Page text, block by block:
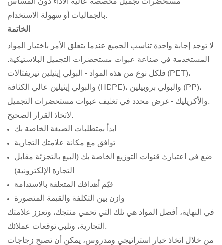
الخاتمة
لا توجد إجابة واحدة تناسب الجميع عندما يتعلق الأمر باختيار المواد
المستخدمة في صناعة عبوات مستحضرات التجميل البلاستيكية.
فلكل نوع من هذه المواد - البولي إيثيلين تيريفثالات (PET)،
والبولي إيثيلين عالي الكثافة (HDPE)، والبولي بروبيلين (PP)،
لاتخاذ القرار الصحيح:
ابدأ بمتطلبات الصيغة الخاصة بك
توافق مع مكانة علامتك التجارية
ضع في اعتبارك قنوات التوزيع الخاصة بك (البيع بالتجزئة مقابل
التجارة الإلكترونية)
قيّم أهدافك المتعلقة بالاستدامة
وازن بين التكلفة والقيمة المتصورة
في النهاية، أفضل المواد هي تلك التي تحمي منتجك، وتعزز علامتك
من خلال اتخاذ خيار استراتيجي ومدروس، يمكن أن تصبح زجاجات